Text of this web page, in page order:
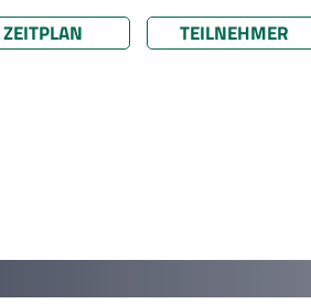
ZEITPLAN TEILNEHMER